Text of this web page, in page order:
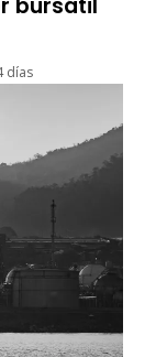
bursátil
días